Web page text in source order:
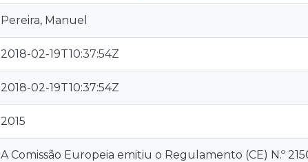
Pereira, Manuel
2018-02-19T10:37:54Z
2018-02-19T10:37:54Z
2015
A Comissão Europeia emitiu o Regulamento (CE) N.º